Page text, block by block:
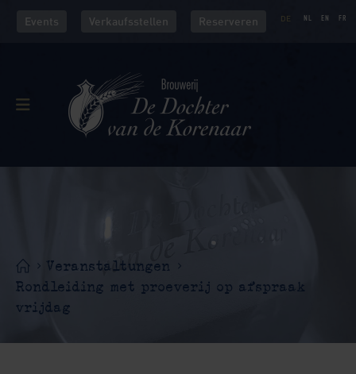
Events Verkaufsstellen Reserveren DE NL EN FR
Veranstaltungen
Rondleiding met proeverij op afspraak
vrijdag